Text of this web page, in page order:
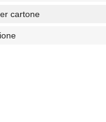
cartone